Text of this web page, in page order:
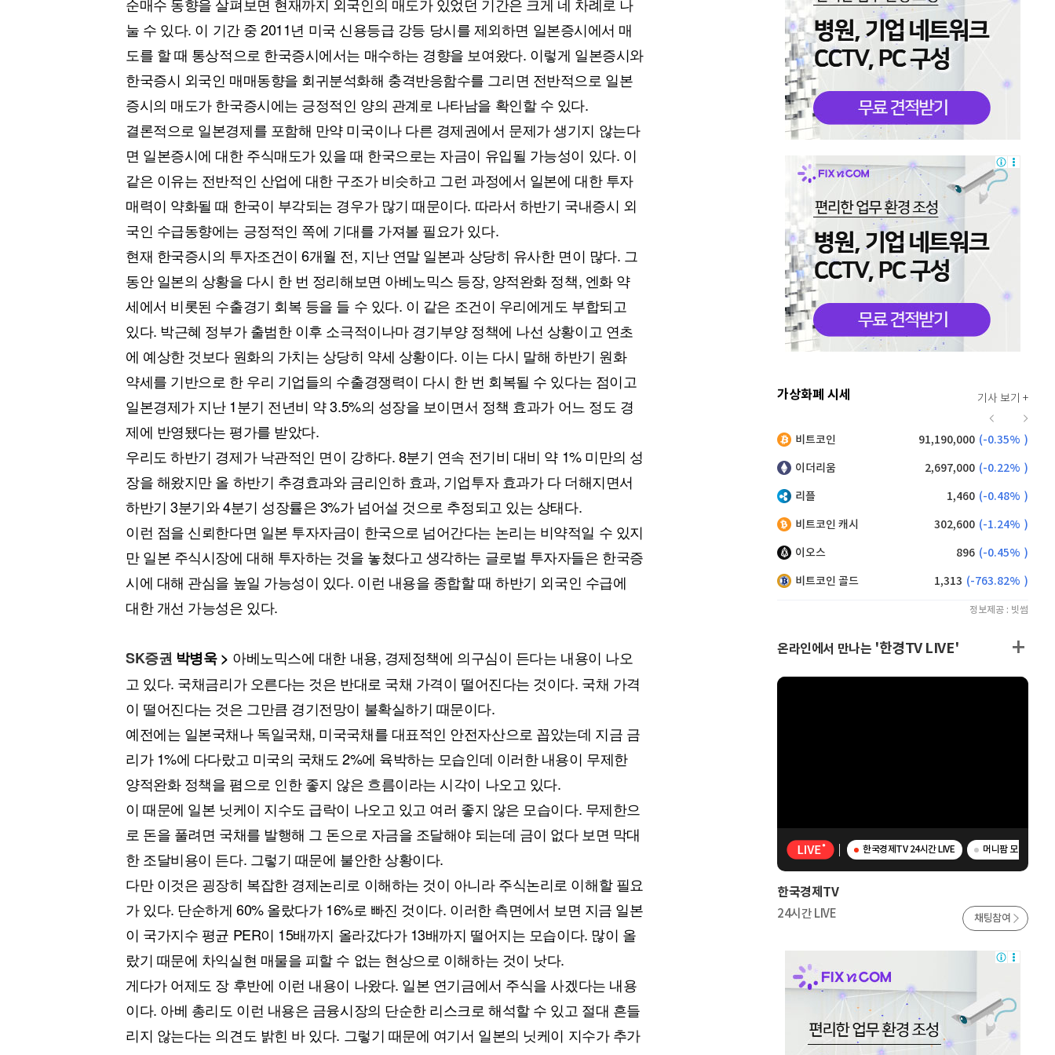
눌 수 있다. 이 기간 중 2011년 미국 신용등급 강등 당시를 제외하면 일본증시에서 매
도를 할 때 통상적으로 한국증시에서는 매수하는 경향을 보여왔다. 이렇게 일본증시와
한국증시 외국인 매매동향을 회귀분석화해 충격반응함수를 그리면 전반적으로 일본
증시의 매도가 한국증시에는 긍정적인 양의 관계로 나타남을 확인할 수 있다.
결론적으로 일본경제를 포함해 만약 미국이나 다른 경제권에서 문제가 생기지 않는다
면 일본증시에 대한 주식매도가 있을 때 한국으로는 자금이 유입될 가능성이 있다. 이
같은 이유는 전반적인 산업에 대한 구조가 비슷하고 그런 과정에서 일본에 대한 투자
매력이 약화될 때 한국이 부각되는 경우가 많기 때문이다. 따라서 하반기 국내증시 외
국인 수급동향에는 긍정적인 쪽에 기대를 가져볼 필요가 있다.
현재 한국증시의 투자조건이 6개월 전, 지난 연말 일본과 상당히 유사한 면이 많다. 그
동안 일본의 상황을 다시 한 번 정리해보면 아베노믹스 등장, 양적완화 정책, 엔화 약
세에서 비롯된 수출경기 회복 등을 들 수 있다. 이 같은 조건이 우리에게도 부합되고
있다. 박근혜 정부가 출범한 이후 소극적이나마 경기부양 정책에 나선 상황이고 연초
에 예상한 것보다 원화의 가치는 상당히 약세 상황이다. 이는 다시 말해 하반기 원화
약세를 기반으로 한 우리 기업들의 수출경쟁력이 다시 한 번 회복될 수 있다는 점이고
일본경제가 지난 1분기 전년비 약 3.5%의 성장을 보이면서 정책 효과가 어느 정도 경
제에 반영됐다는 평가를 받았다.
우리도 하반기 경제가 낙관적인 면이 강하다. 8분기 연속 전기비 대비 약 1% 미만의 성
장을 해왔지만 올 하반기 추경효과와 금리인하 효과, 기업투자 효과가 다 더해지면서
하반기 3분기와 4분기 성장률은 3%가 넘어설 것으로 추정되고 있는 상태다.
이런 점을 신뢰한다면 일본 투자자금이 한국으로 넘어간다는 논리는 비약적일 수 있지
만 일본 주식시장에 대해 투자하는 것을 놓쳤다고 생각하는 글로벌 투자자들은 한국증
시에 대해 관심을 높일 가능성이 있다. 이런 내용을 종합할 때 하반기 외국인 수급에
대한 개선 가능성은 있다.
SK증권 박병욱 > 아베노믹스에 대한 내용, 경제정책에 의구심이 든다는 내용이 나오
고 있다. 국채금리가 오른다는 것은 반대로 국채 가격이 떨어진다는 것이다. 국채 가격
이 떨어진다는 것은 그만큼 경기전망이 불확실하기 때문이다.
예전에는 일본국채나 독일국채, 미국국채를 대표적인 안전자산으로 꼽았는데 지금 금
리가 1%에 다다랐고 미국의 국채도 2%에 육박하는 모습인데 이러한 내용이 무제한
양적완화 정책을 폄으로 인한 좋지 않은 흐름이라는 시각이 나오고 있다.
이 때문에 일본 닛케이 지수도 급락이 나오고 있고 여러 좋지 않은 모습이다. 무제한으
로 돈을 풀려면 국채를 발행해 그 돈으로 자금을 조달해야 되는데 금이 없다 보면 막대
한 조달비용이 든다. 그렇기 때문에 불안한 상황이다.
다만 이것은 굉장히 복잡한 경제논리로 이해하는 것이 아니라 주식논리로 이해할 필요
가 있다. 단순하게 60% 올랐다가 16%로 빠진 것이다. 이러한 측면에서 보면 지금 일본
이 국가지수 평균 PER이 15배까지 올라갔다가 13배까지 떨어지는 모습이다. 많이 올
랐기 때문에 차익실현 매물을 피할 수 없는 현상으로 이해하는 것이 낫다.
게다가 어제도 장 후반에 이런 내용이 나왔다. 일본 연기금에서 주식을 사겠다는 내용
이다. 아베 총리도 이런 내용은 금융시장의 단순한 리스크로 해석할 수 있고 절대 흔들
리지 않는다는 의견도 밝힌 바 있다. 그렇기 때문에 여기서 일본의 닛케이 지수가 추가
가상화폐 시세 기사 보기 +
이더리움 클래식
비트코인 91,190,000 (-0.35% )
이더리움 2,697,000 (-0.22% )
리플 1,460 (-0.48% )
비트코인 캐시 302,600 (-1.24% )
이오스 896 (-0.45% )
비트코인 골드 1,313 (-763.82% )
정보제공 : 빗썸
온라인에서 만나는 '한경TV LIVE'
한국경제TV 24시간 LIVE 머니팜 모닝라이브
한국경제TV
24시간 LIVE 채팅참여